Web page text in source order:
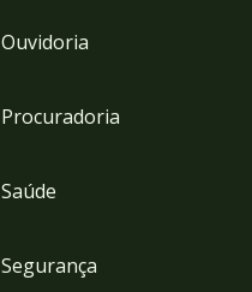
Ouvidoria
Procuradoria
Saúde
Segurança